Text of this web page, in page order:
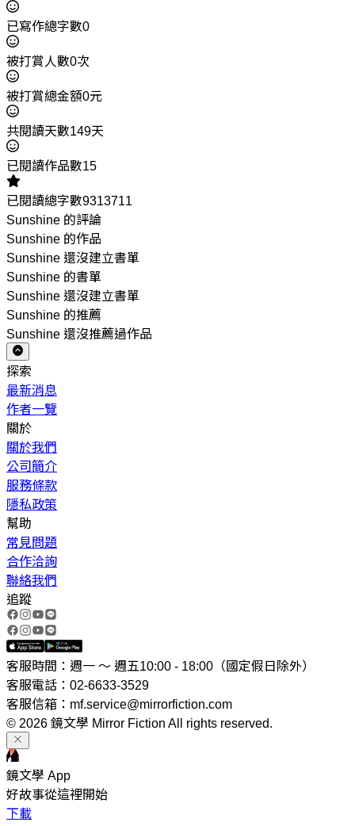
已寫作總字數0
被打賞人數0次
被打賞總金額0元
共閱讀天數149天
已閱讀作品數15
已閱讀總字數9313711
Sunshine 的評論
Sunshine 的作品
Sunshine 還沒建立書單
Sunshine 的書單
Sunshine 還沒建立書單
Sunshine 的推薦
Sunshine 還沒推薦過作品
探索
最新消息
作者一覽
關於
關於我們
公司簡介
服務條款
隱私政策
幫助
常見問題
合作洽詢
聯絡我們
追蹤
客服時間：週一 ～ 週五10:00 - 18:00（國定假日除外）
客服電話：02-6633-3529
客服信箱：mf.service@mirrorfiction.com
© 2026 鏡文學 Mirror Fiction All rights reserved.
鏡文學 App
好故事從這裡開始
下載